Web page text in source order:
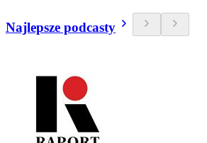
Najlepsze podcasty